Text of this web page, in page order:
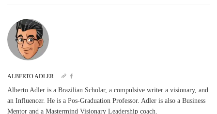
ALBERTO ADLER
Alberto Adler is a Brazilian Scholar, a compulsive writer a visionary, and
an Influencer. He is a Pos-Graduation Professor. Adler is also a Business
Mentor and a Mastermind Visionary Leadership coach.